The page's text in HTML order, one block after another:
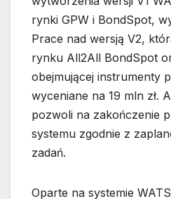
rynki GPW i BondSpot,
Prace nad wersją V2,
rynku All2All BondSpot
obejmującej instrumenty
wyceniane na 19 mln zł.
pozwoli na zakończenie
systemu zgodnie z
zadań.
Oparte na systemie